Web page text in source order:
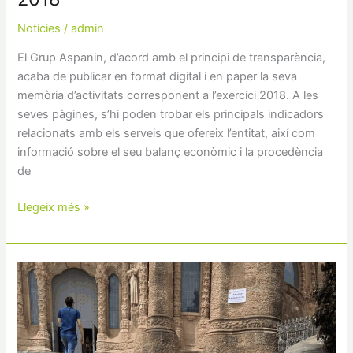
Noticies /admin
El Grup Aspanin, d’acord amb el principi de transparència,
acaba de publicar en format digital i en paper la seva
memòria d’activitats corresponent a l’exercici 2018. A les
seves pàgines, s’hi poden trobar els principals indicadors
relacionats amb els serveis que ofereix l’entitat, així com
informació sobre el seu balanç econòmic i la procedència
de
Llegeix més »
El
Club
Llevant
estrena
programació